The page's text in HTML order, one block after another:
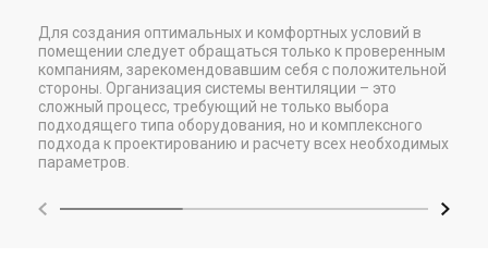
Для создания оптимальных и комфортных условий в
помещении следует обращаться только к проверенным
компаниям, зарекомендовавшим себя с положительной
стороны. Организация системы вентиляции – это
сложный процесс, требующий не только выбора
подходящего типа оборудования, но и комплексного
подхода к проектированию и расчету всех необходимых
параметров.